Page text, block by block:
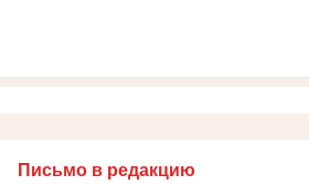
Письмо в редакцию